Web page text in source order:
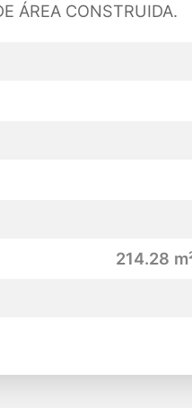
ÁREA CONSTRUIDA.
214.28